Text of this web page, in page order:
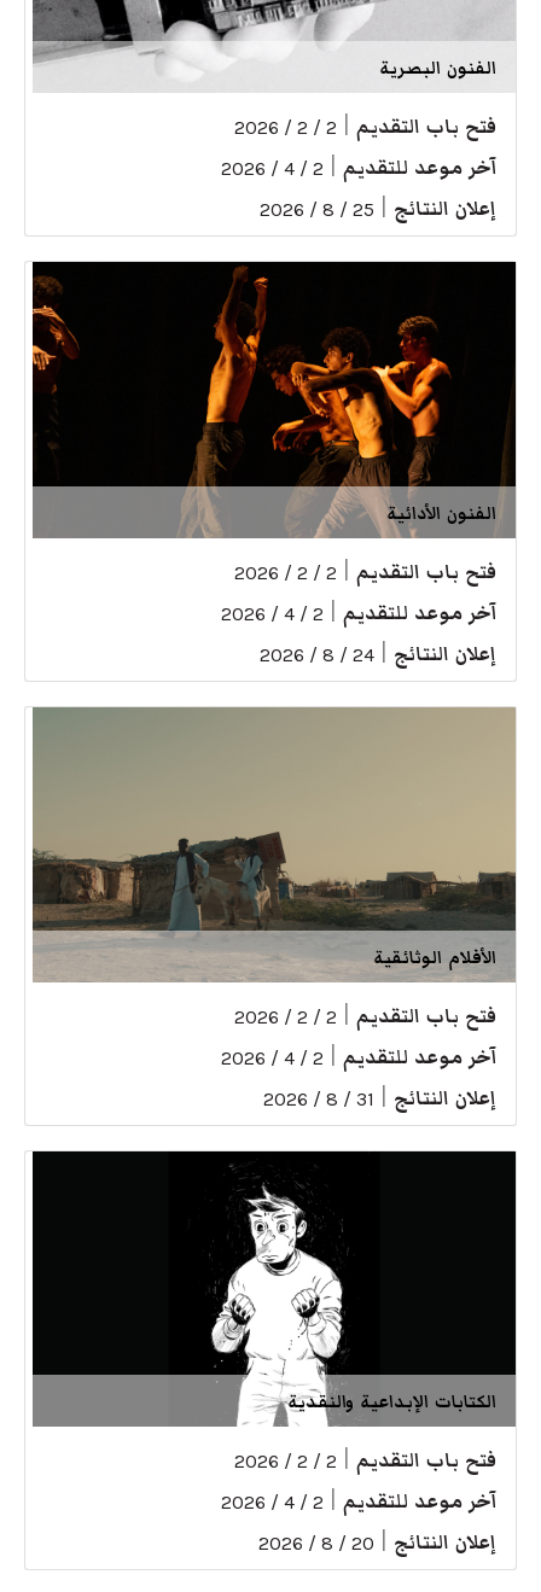
الفنون البصرية
فتح باب التقديم 2 / 2 / 2026
آخر موعد للتقديم 2 / 4 / 2026
إعلان النتائج 25 / 8 / 2026
الفنون الأدائية
فتح باب التقديم 2 / 2 / 2026
آخر موعد للتقديم 2 / 4 / 2026
إعلان النتائج 24 / 8 / 2026
الأفلام الوثائقية
فتح باب التقديم 2 / 2 / 2026
آخر موعد للتقديم 2 / 4 / 2026
إعلان النتائج 31 / 8 / 2026
الكتابات الإبداعية والنقدية
فتح باب التقديم 2 / 2 / 2026
آخر موعد للتقديم 2 / 4 / 2026
إعلان النتائج 20 / 8 / 2026